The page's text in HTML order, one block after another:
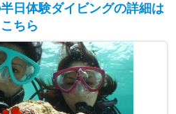
日体験ダイビングの詳細は
こちら